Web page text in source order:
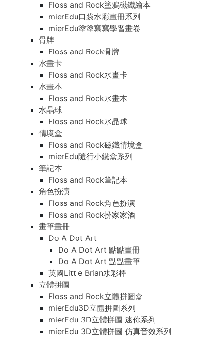
Floss and Rock塗鴉磁鐵繪本
mierEdu口袋水彩畫冊系列
mierEdu塗塗寫寫學習畫卷
骨牌
Floss and Rock骨牌
水畫卡
Floss and Rock水畫卡
水畫本
Floss and Rock水畫本
水晶球
Floss and Rock水晶球
情境盒
Floss and Rock磁鐵情境盒
mierEdu隨行小鐵盒系列
筆記本
Floss and Rock筆記本
角色扮演
Floss and Rock角色扮演
Floss and Rock扮家家酒
畫筆畫冊
Do A Dot Art
Do A Dot Art 點點畫冊
Do A Dot Art 點點畫筆
英國Little Brian水彩棒
立體拼圖
Floss and Rock立體拼圖盒
mierEdu3D立體拼圖系列
mierEdu 3D立體拼圖 迷你系列
mierEdu 3D立體拼圖 仿真音效系列